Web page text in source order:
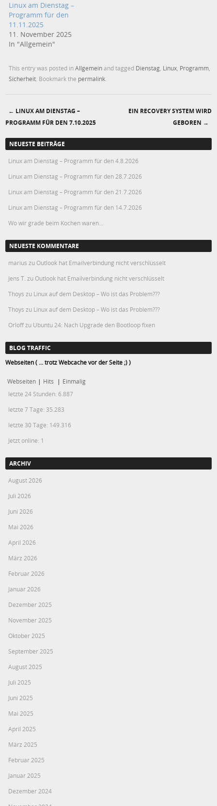
Linux am Dienstag –
Programm für den
11.11.2025
11. November 2025
In "Allgemein"
This entry was posted inAllgemeinand tagged Dienstag Linux Programm
Sicherheit . Bookmark the permalink
Post navigation
← LINUX AM DIENSTAG –
PROGRAMM FÜR DEN 7.10.2025
EIN RECOVERY SYSTEM WIRD
GEBOREN →
NEUESTE BEITRÄGE
Linux am Dienstag – Programm für den 4.8.2026
Linux am Dienstag – Programm für den 28.7.2026
Linux am Dienstag – Programm für den 21.7.2026
Linux am Dienstag – Programm für den 14.7.2026
Wo wir grade beim Kochen waren…
NEUESTE KOMMENTARE
marius zu Outlook hat Emailverbindung nicht verschlüsselt
Jens T. zu Outlook hat Emailverbindung nicht verschlüsselt
Thoys zu Linux auf dem Desktop – Wo ist das Problem???
Thoys zu Linux auf dem Desktop – Wo ist das Problem???
Orloffzu Ubuntu 24: Nach Upgrade den Bootloop fixen
BLOG TRAFFIC
Webseiten ( ... trotz Webcache vor der Seite ;) )
Webseiten | Hits | Einmalig
letzte 24 Stunden:6.887
letzte 7 Tage: 35.283
letzte 30 Tage: 149.316
Jetzt online: 1
ARCHIV
August 2026
Juli 2026
Juni 2026
Mai 2026
April 2026
März 2026
Februar 2026
Januar 2026
Dezember 2025
November 2025
Oktober 2025
September 2025
August 2025
Juli 2025
Juni 2025
Mai 2025
April 2025
März 2025
Februar 2025
Januar 2025
Dezember 2024